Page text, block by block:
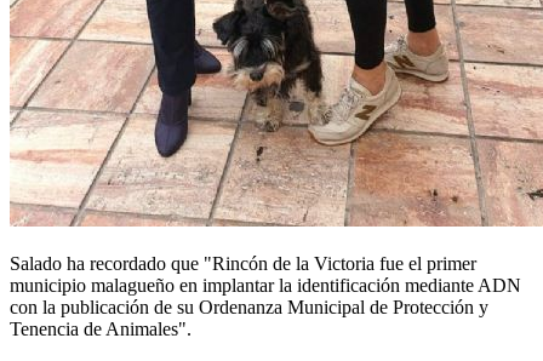
Salado ha recordado que "Rincón de la Victoria fue el primer
municipio malagueño en implantar la identificación mediante ADN
con la publicación de su Ordenanza Municipal de Protección y
Tenencia de Animales".